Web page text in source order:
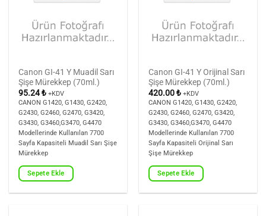
Canon GI-41 Y Muadil Sarı
Şişe Mürekkep (70ml.)
95.24₺ +KDV
CANON G1420, G1430, G2420,
G2430, G2460, G2470, G3420,
G3430, G3460,G3470, G4470
Modellerinde Kullanılan 7700
Sayfa Kapasiteli Muadil Sarı Şişe
Mürekkep
Sepete Ekle
Canon GI-41 Y Orijinal Sarı
Şişe Mürekkep (70ml.)
420.00₺ +KDV
CANON G1420, G1430, G2420,
G2430, G2460, G2470, G3420,
G3430, G3460,G3470, G4470
Modellerinde Kullanılan 7700
Sayfa Kapasiteli Orijinal Sarı
Şişe Mürekkep
Sepete Ekle